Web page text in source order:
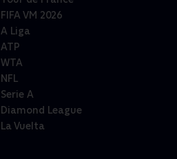
FIFA VM 2026
A Liga
ATP
WTA
NFL
Serie A
Diamond League
La Vuelta